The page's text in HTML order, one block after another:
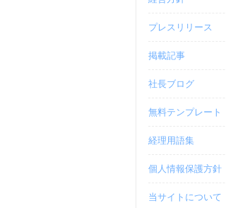
プレスリリース
掲載記事
社長ブログ
無料テンプレート
経理用語集
個人情報保護方針
当サイトについて